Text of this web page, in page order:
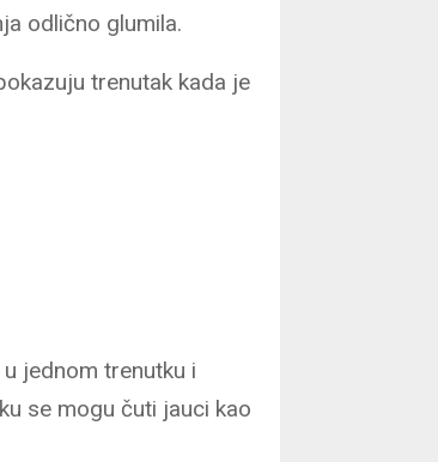
odlično glumila.
trenutak kada je
jednom trenutku i
se mogu čuti jauci kao